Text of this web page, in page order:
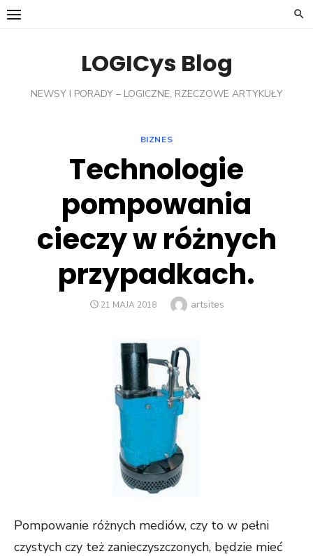
Skip
LOGICys Blog
NEWSY I PORADY – LOGICZNE, RZECZOWE ARTYKUŁY
BIZNES
Technologie
pompowania
cieczy w różnych
przypadkach.
POSTED
21 MAJA 2018 Author
artsites
Pompowanie różnych mediów, czy to w pełni
czystych czy też zanieczyszczonych, będzie mieć